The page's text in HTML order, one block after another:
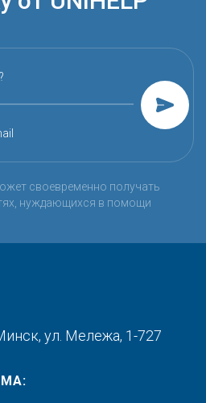
своевременно получать
нуждающихся в помощи
ул. Мележа, 1-727